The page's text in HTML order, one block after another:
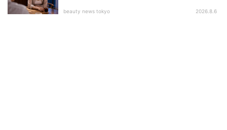
の記事をもっとみる
beauty news tokyo 2026.8.6